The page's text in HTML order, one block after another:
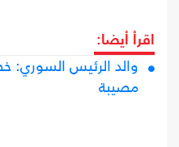
اقرأ أيضا:
والد الرئيس
مصيبة